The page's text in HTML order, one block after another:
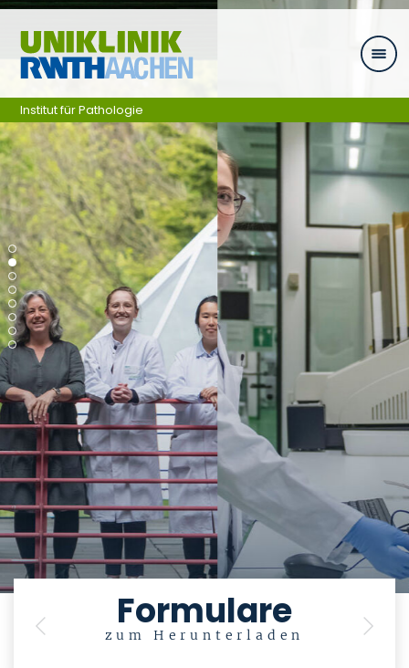
Skip navigation
Formulare
zum Herunterladen
Previous Next
Institut für Pathologie